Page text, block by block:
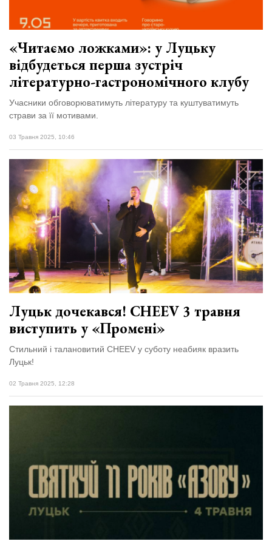
Луцьку
730 переглядів
Всі розділи
Персона
Лайф
Контакти
Політика конфіденційності
«Читаємо ложками»: у Луцьку
відбудеться перша зустріч
літературно-гастрономічного клубу
Учасники обговорюватимуть літературу та куштуватимуть
страви за її мотивами.
03 Травня 2025, 10:46
Луцьк дочекався! CHEEV 3 травня
виступить у «Промені»
Стильний і талановитий CHEEV у суботу неабияк вразить
Луцьк!
02 Травня 2025, 12:28